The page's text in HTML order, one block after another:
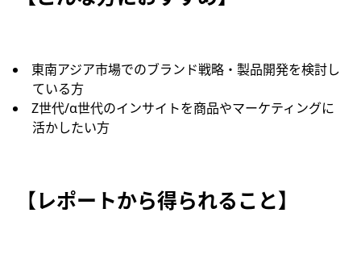
東南アジア市場でのブランド戦略・製品開発を検討し
ている方
Z世代/α世代のインサイトを商品やマーケティングに
活かしたい方
【レポートから得られること】